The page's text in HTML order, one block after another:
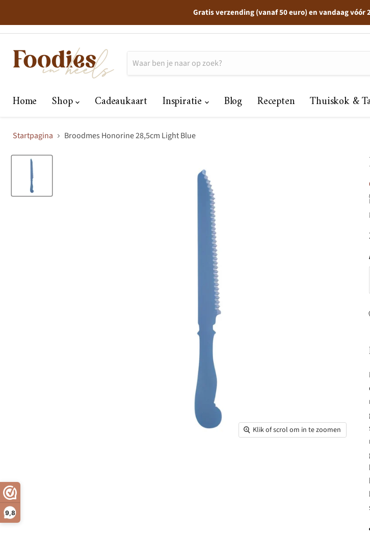
9,8
Gratis verzending (vanaf 50 euro) en vandaag
Home Shop Cadeaukaart Inspiratie Blog Recepten Thuiskok &
Startpagina Broodmes Honorine 28,5cm Light Blue
Klik of scrol om in te zoomen